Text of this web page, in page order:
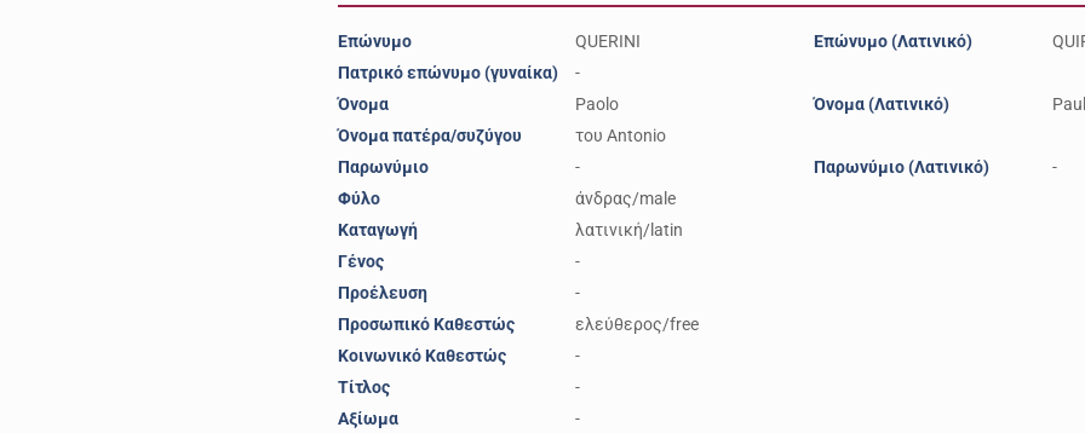
Επώνυμο
QUERINI
Πατρικό επώνυμο (γυναίκα)
-
Όνομα
Paolo
Όνομα πατέρα/συζύγου
του Antonio
Παρωνύμιο
-
Φύλο
άνδρας/male
Καταγωγή
λατινική/latin
Γένος
-
Προέλευση
-
Προσωπικό Καθεστώς
ελεύθερος/free
Κοινωνικό Καθεστώς
-
Τίτλος
-
Αξίωμα
-
Επώνυμο (Λατινικό)
Όνομα (Λατινικό)
Παρωνύμιο (Λατινικό) -